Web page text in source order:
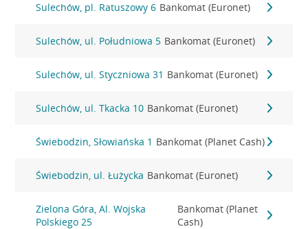
Sulechów, pl. Ratuszowy 6 Bankomat (Euronet)
Sulechów, ul. Południowa 5 Bankomat (Euronet)
Sulechów, ul. Styczniowa 31 Bankomat (Euronet)
Sulechów, ul. Tkacka 10 Bankomat (Euronet)
Świebodzin, Słowiańska 1 Bankomat (Planet Cash)
Świebodzin, ul. Łużycka Bankomat (Euronet)
Zielona Góra, Al. Wojska
Polskiego 25
Bankomat (Planet
Cash)